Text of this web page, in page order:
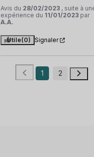
Avis du 28/02/2023 , suite à
expérience du 11/01/2023 par
A.A.
Utile(0) Signaler
1 2